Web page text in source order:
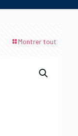
Montrer tout